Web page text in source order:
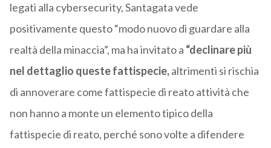
legati alla cybersecurity, Santagata vede
positivamente questo “modo nuovo di guardare alla
realtà della minaccia”, ma ha invitato a “declinare più
nel dettaglio queste fattispecie,altrimenti si rischia
di annoverare come fattispecie di reato attività che
non hanno a monte un elemento tipico della
fattispecie di reato, perché sono volte a difendere